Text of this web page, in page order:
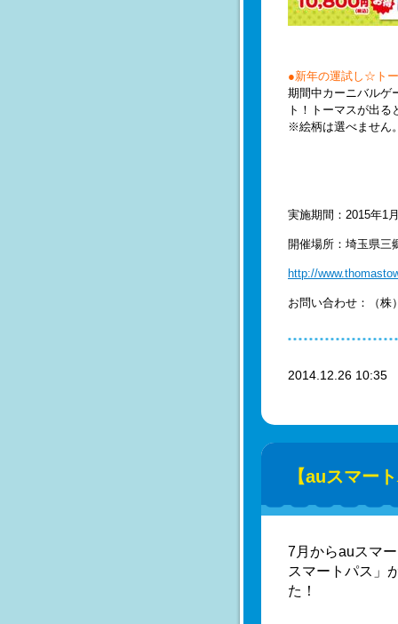
●新年の運試し☆ト
期間中カーニバルゲ
ト！トーマスが出
※絵柄は選べません
実施期間：2015年1
開催場所：埼玉県
http://
お問い合わせ：（株
2014.12.26
【auスマー
7月からauスマ
スマートパス」
た！